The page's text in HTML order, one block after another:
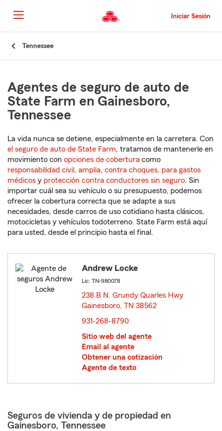
al
contenido
principal
Iniciar Sesión
Tennessee
Agentes de seguro de auto de
State Farm en Gainesboro,
Tennessee
La vida nunca se detiene, especialmente en la carretera. Con
el seguro de auto de State Farm, tratamos de mantenerle en
movimiento con opciones de cobertura como
responsabilidad civil , amplia, contra choques, para gastos
médicos y protección contra conductores sin seguro. Sin
importar cuál sea su vehículo o su presupuesto, podemos
ofrecer la cobertura correcta que se adapte a sus
necesidades, desde carros de uso cotidiano hasta clásicos,
motocicletas y vehículos todoterreno. State Farm está aquí
para usted, desde el principio hasta el final.
Andrew Locke
Lic: TN-980078
238 B N. Grundy Quarles Hwy
Gainesboro, TN 38562
931-268-8790
Sitio web del agente
Email al agente
Obtener una cotización
Agente de texto
Seguros de vivienda y de propiedad en
Gainesboro, Tennessee